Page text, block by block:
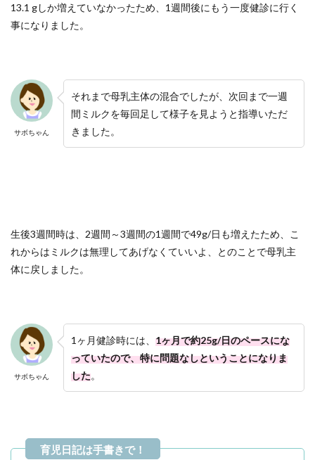
13.1 gしか増えていなかったため、1週間後にもう一度健診に行く
事になりました。
サボちゃん
それまで母乳主体の混合でしたが、次回まで一週
間ミルクを毎回足して様子を見ようと指導いただ
きました。
生後3週間時は、2週間～3週間の1週間で49g/日も増えたため、こ
れからはミルクは無理してあげなくていいよ、とのことで母乳主
体に戻しました。
サボちゃん
1ヶ月健診時には、 1ヶ月で約25g/日のペースにな
っていたので、特に問題なしということになりま
した。